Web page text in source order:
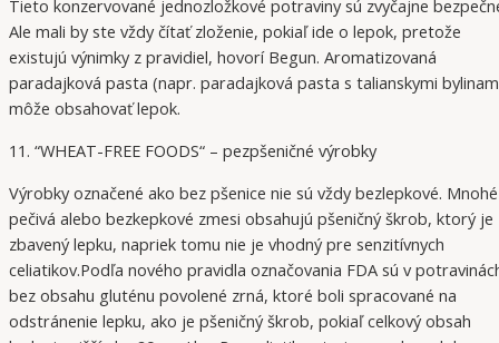
Tieto konzervované jednozložkové potraviny sú zvyčajne
Ale mali by ste vždy čítať zloženie, pokiaľ ide o lepok, pretože
existujú výnimky z pravidiel, hovorí Begun. Aromatizovaná
paradajková pasta (napr. paradajková pasta s talianskymi
môže obsahovať lepok.
11. “WHEAT-FREE FOODS“ – pezpšeničné výrobky
Výrobky označené ako bez pšenice nie sú vždy bezlepkové. Mnohé
pečivá alebo bezkepkové zmesi obsahujú pšeničný škrob, ktorý je
zbavený lepku, napriek tomu nie je vhodný pre senzitívnych
celiatikov.Podľa nového pravidla označovania FDA sú v
bez obsahu gluténu povolené zrná, ktoré boli spracované na
odstránenie lepku, ako je pšeničný škrob, pokiaľ celkový obsah